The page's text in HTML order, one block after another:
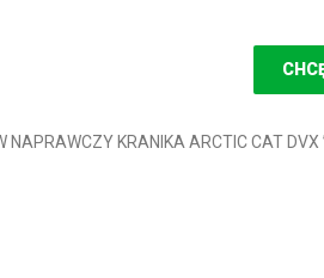
KRANIKA ARCTIC CAT DVX